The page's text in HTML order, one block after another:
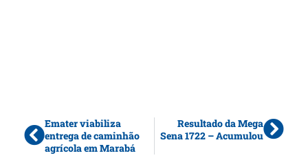
Emater viabiliza
entrega de caminhão
agrícola em Marabá
Resultado da Mega
Sena 1722 – Acumulou